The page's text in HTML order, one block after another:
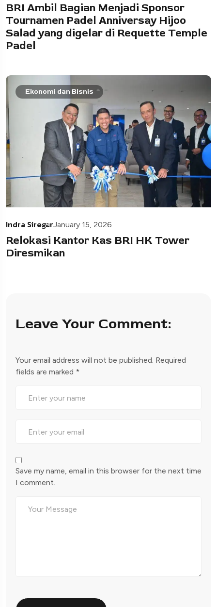
BRI Ambil Bagian Menjadi Sponsor
Tournamen Padel Anniversay Hijoo
Salad yang digelar di Requette Temple
Padel
Ekonomi dan Bisnis
Indra SiregarJanuary 15, 2026
Relokasi Kantor Kas BRI HK Tower
Diresmikan
Leave Your Comment:
Your email address will not be published. Required
fields are marked *
Save my name, email in this browser for the next time
I comment.